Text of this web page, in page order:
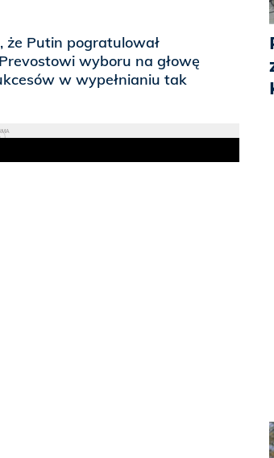
że Putin pogratulował
wyboru na głowę
w wypełnianiu tak